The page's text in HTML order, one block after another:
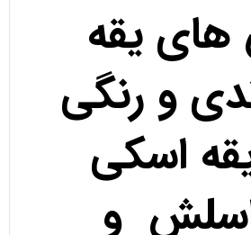
های یقه
و رنگی
اسکی
و